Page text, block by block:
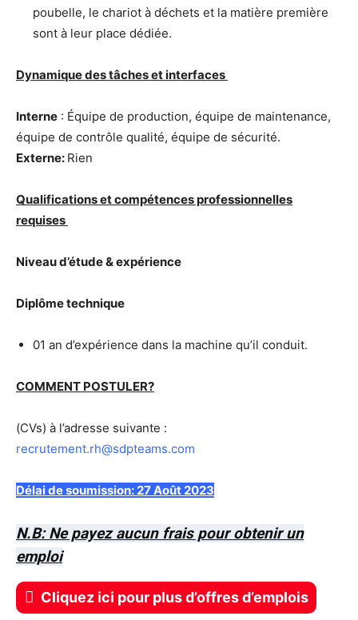
poubelle, le chariot à déchets et la matière première
sont à leur place dédiée.
Dynamique des tâches et interfaces
Interne : Équipe de production, équipe de maintenance,
équipe de contrôle qualité, équipe de sécurité.
Externe: Rien
Qualifications et compétences professionnelles
requises
Niveau d’étude & expérience
Diplôme technique
01 an d’expérience dans la machine qu’il conduit.
COMMENT POSTULER?
(CVs) à l’adresse suivante :
recrutement.rh@sdpteams.com
Délai de soumission: 27 Août 2023
N.B: Ne payez aucun frais pour obtenir un
emploi
Cliquez ici pour plus d’offres d’emplois